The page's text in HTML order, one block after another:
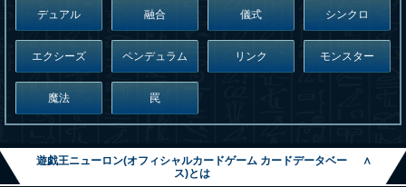
デュアル 融合 儀式 シンクロ
エクシーズ ペンデュラム リンク モンスター
魔法 罠
遊戯王ニューロン(オフィシャルカードゲーム カードデータベー
ス)とは
∧